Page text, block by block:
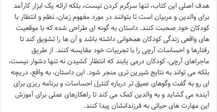
هدف اصلی این کتاب، تنها سرگرم کردن نیست، بلکه ارائه یک ابزار کارآمد
برای والدین و مربیان است تا بتوانند در مورد مفهوم زمان، نظم و انتظار با
کودکان خود صحبت کنند. داستان به گونه ای طراحی شده که با موقعیت
های واقعی زندگی کودکان همخوانی داشته باشد و آن ها را تشویق کند تا
رفتارها و احساسات آرچی را با تجربیات خود مقایسه کنند. از طریق
ماجراهای آرچی، کودکان درمی یابند که انتظار کشیدن نه تنها دشوار نیست،
بلکه می تواند به نتایج شیرین تری منجر شود. این داستان، به واقع، دریچه
ای رو به گفت وگوهای عمیق تر درباره کنترل احساسات و برنامه ریزی برای
آینده می گشاید و به والدین کمک می کند تا راهکارهای عملی برای آموزش
این مهارت های حیاتی به فرزندانشان پیدا کنند.